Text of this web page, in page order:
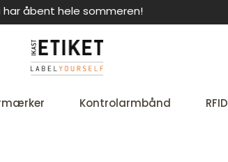
har åbent hele sommeren!
Kontrolarmbånd RFID